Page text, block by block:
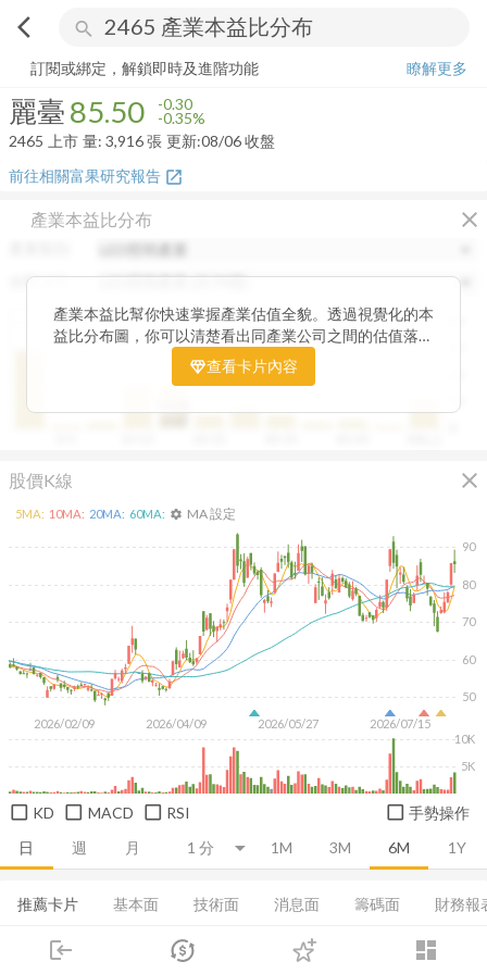
arrow_back_ios search
login dashboard
市場 登入
麗臺 85.50-0.35%
訂閱或綁定，解鎖即時及進階功能
瞭解更多
麗臺85.50 -0.30
-0.35%
2465
上市 量: 3,916張 更新:08/06 收盤
前往相關富果研究報告 open_in_new
產業本益比分布 close
分類項目
產業本益比幫你快速掌握產業估值全貌。透過視覺化的本
益比分布圖，你可以清楚看出同產業公司之間的估值落
差，了解哪些股票相對被低估、哪些可能已偏貴。從中位
數、本益比範圍到個別公司位置，卡片讓你一眼辨識產業
查看卡片內容
股價K線 close
日 週 月 1M 3M 6M 1Y
2026/02/09 2026/04/09 2026/05/27 2026/07/15
50
60
70
80
90
5K
10K
5MA: 10MA: 20MA: 60MA: settings MA 設定
KD MACD RSI 手勢操作
推薦卡片 基本面 技術面 消息面 籌碼面 財務報
集保分布 基本資料 成長能力